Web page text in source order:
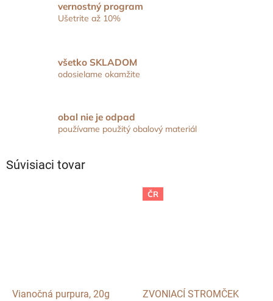
vernostný program
Ušetrite až 10%
všetko SKLADOM
odosielame okamžite
obal nie je odpad
používame použitý obalový materiál
Súvisiaci tovar
Vianočná purpura, 20g
ČR
ZVONIACÍ STROMČEK